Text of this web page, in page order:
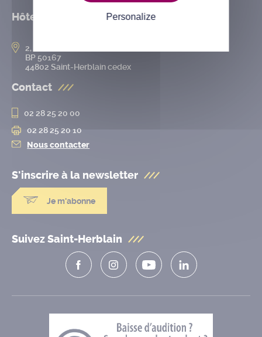
Hôtel de ville
2, rue de l’Hôtel-de-Ville
BP 50167
44802 Saint-Herblain cedex
Contact
02 28 25 20 00
02 28 25 20 10
Nous contacter
S'inscrire à la newsletter
Je m'abonne
Suivez Saint-Herblain
Personalize